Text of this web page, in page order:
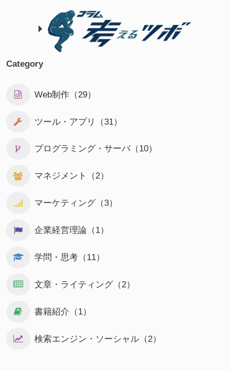
Category
Web制作（29）
ツール・アプリ（31）
プログラミング・サーバ（10）
マネジメント（2）
マーケティング（3）
企業経営理論（1）
学問・思考（11）
文章・ライティング（2）
書籍紹介（1）
検索エンジン・ソーシャル（2）